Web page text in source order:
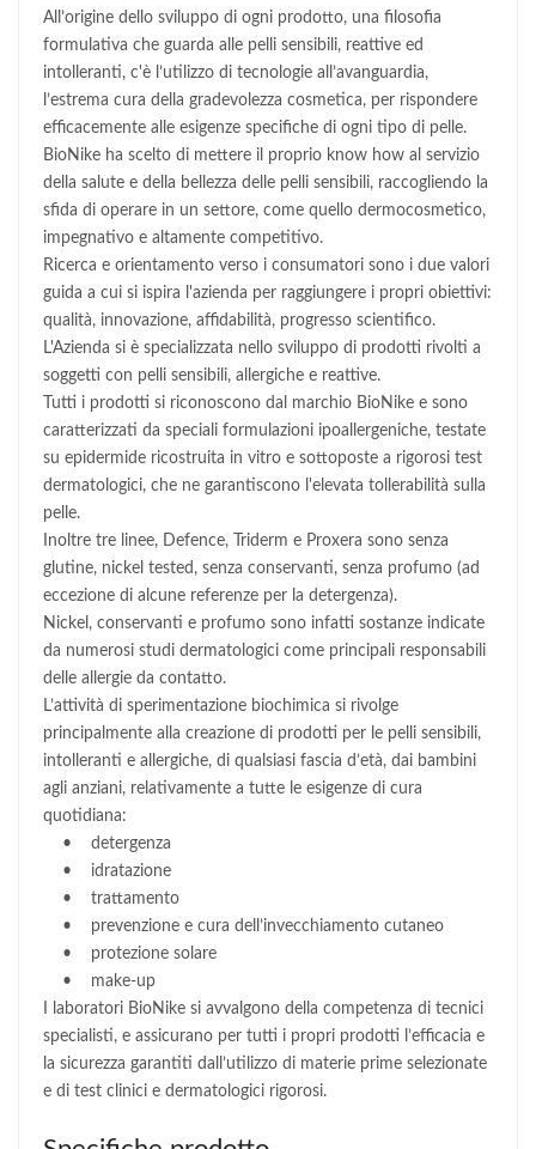
All’origine dello sviluppo di ogni prodotto, una filosofia
formulativa che guarda alle pelli sensibili, reattive ed
intolleranti, c'è l’utilizzo di tecnologie all’avanguardia,
l’estrema cura della gradevolezza cosmetica, per rispondere
efficacemente alle esigenze specifiche di ogni tipo di pelle.
BioNike ha scelto di mettere il proprio know how al servizio
della salute e della bellezza delle pelli sensibili, raccogliendo la
sfida di operare in un settore, come quello dermocosmetico,
impegnativo e altamente competitivo.
Ricerca e orientamento verso i consumatori sono i due valori
guida a cui si ispira l'azienda per raggiungere i propri obiettivi:
qualità, innovazione, affidabilità, progresso scientifico.
L'Azienda si è specializzata nello sviluppo di prodotti rivolti a
soggetti con pelli sensibili, allergiche e reattive.
Tutti i prodotti si riconoscono dal marchio BioNike e sono
caratterizzati da speciali formulazioni ipoallergeniche, testate
su epidermide ricostruita in vitro e sottoposte a rigorosi test
dermatologici, che ne garantiscono l'elevata tollerabilità sulla
pelle.
Inoltre tre linee, Defence, Triderm e Proxera sono senza
glutine, nickel tested, senza conservanti, senza profumo (ad
eccezione di alcune referenze per la detergenza).
Nickel, conservanti e profumo sono infatti sostanze indicate
da numerosi studi dermatologici come principali responsabili
delle allergie da contatto.
L’attività di sperimentazione biochimica si rivolge
principalmente alla creazione di prodotti per le pelli sensibili,
intolleranti e allergiche, di qualsiasi fascia d’età, dai bambini
agli anziani, relativamente a tutte le esigenze di cura
quotidiana:
• detergenza
• idratazione
• trattamento
• prevenzione e cura dell’invecchiamento cutaneo
• protezione solare
• make-up
I laboratori BioNike si avvalgono della competenza di tecnici
specialisti, e assicurano per tutti i propri prodotti l’efficacia e
la sicurezza garantiti dall’utilizzo di materie prime selezionate
e di test clinici e dermatologici rigorosi.